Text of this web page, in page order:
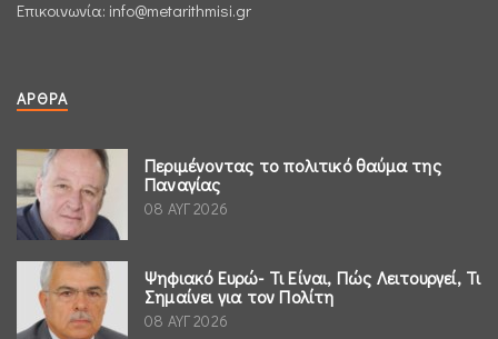
Επικοινωνία: info@metarithmisi.gr
ΆΡΘΡΑ
Περιμένοντας το πολιτικό θαύμα της
Παναγίας
08 ΑΥΓ 2026
Ψηφιακό Ευρώ- Τι Είναι, Πώς Λειτουργεί, Τι
Σημαίνει για τον Πολίτη
08 ΑΥΓ 2026